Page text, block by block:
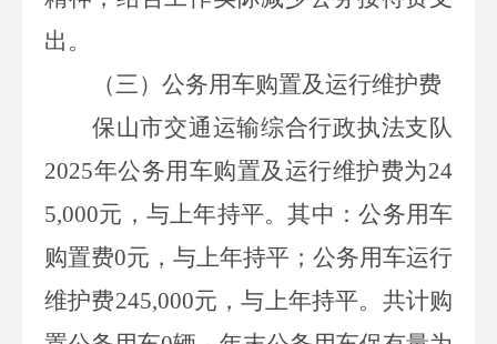
出。
（三）公务用车购置及运行维护费
保山市交通运输综合行政执法支队
2025年公务用车购置及运行维护费为24
5,000元 ， 与上年持平。其中：公务用车
购置费0元 ， 与上年持平 ；公务用车运行
维护费245,000元 ，与上年持平。共计购